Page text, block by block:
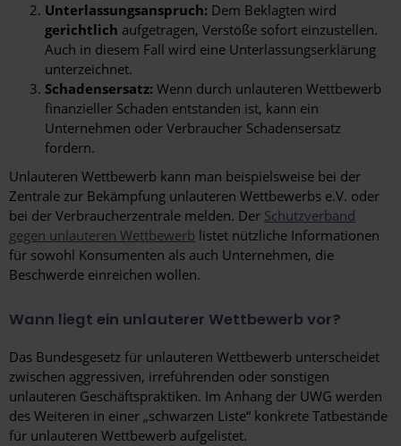
Unterlassungsanspruch: Dem Beklagten wird
gerichtlich aufgetragen, Verstöße sofort einzustellen.
Auch in diesem Fall wird eine Unterlassungserklärung
unterzeichnet.
Schadensersatz: Wenn durch unlauteren Wettbewerb
finanzieller Schaden entstanden ist, kann ein
Unternehmen oder Verbraucher Schadensersatz
fordern.
Unlauteren Wettbewerb kann man beispielsweise bei der
Zentrale zur Bekämpfung unlauteren Wettbewerbs e.V. oder
bei der Verbraucherzentrale melden. Der Schutzverband
gegen unlauteren Wettbewerb listet nützliche Informationen
für sowohl Konsumenten als auch Unternehmen, die
Beschwerde einreichen wollen.
Wann liegt ein unlauterer Wettbewerb vor?
Das Bundesgesetz für unlauteren Wettbewerb unterscheidet
zwischen aggressiven, irreführenden oder sonstigen
unlauteren Geschäftspraktiken. Im Anhang der UWG werden
des Weiteren in einer „schwarzen Liste“ konkrete Tatbestände
für unlauteren Wettbewerb aufgelistet.